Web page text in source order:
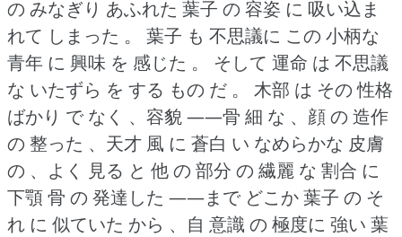
の みなぎり あふれた 葉子 の 容姿 に 吸い込ま
れて しまった 。
葉子 も 不思議に この 小柄な
青年 に 興味 を 感じた 。
そして 運命 は 不思議
な いたずら を する もの だ 。
木部 は その 性格
ばかり で なく 、容貌 ――骨 細 な 、顔 の 造作
の 整った 、天才 風 に 蒼白 い なめらかな 皮膚
の 、よく 見る と 他 の 部分 の 繊麗 な 割合 に
下顎 骨 の 発達した ――まで どこか 葉子 の そ
れ に 似ていた から 、自 意識 の 極度に 強い 葉